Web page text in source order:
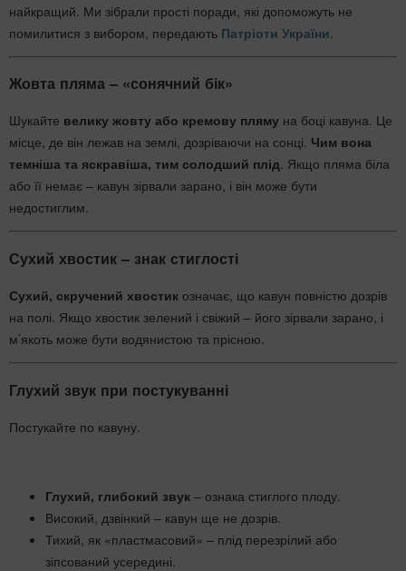
найкращий. Ми зібрали прості поради, які допоможуть не
помилитися з вибором, передають Патріоти України
Жовта пляма – «сонячний бік»
Шукайте велику жовту або кремову пляму на боці кавуна. Це
місце, де він лежав на землі, дозріваючи на сонці. Чим вона
темніша та яскравіша, тим солодший плід. Якщо пляма біла
або її немає – кавун зірвали зарано, і він може бути
недостиглим.
Сухий хвостик – знак стиглості
Сухий, скручений хвостик означає, що кавун повністю дозрів
на полі. Якщо хвостик зелений і свіжий – його зірвали зарано, і
м’якоть може бути водянистою та прісною.
Глухий звук при постукуванні
Постукайте по кавуну.
Глухий, глибокий звук – ознака стиглого плоду.
Високий, дзвінкий – кавун ще не дозрів.
Тихий, як «пластмасовий» – плід перезрілий або
зіпсований усередині.